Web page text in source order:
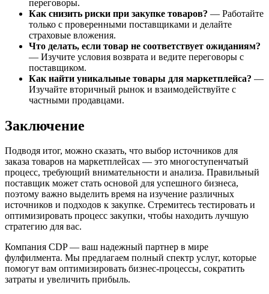
переговоры.
Как снизить риски при закупке товаров? — Работайте
только с проверенными поставщиками и делайте
страховые вложения.
Что делать, если товар не соответствует ожиданиям?
— Изучите условия возврата и ведите переговоры с
поставщиком.
Как найти уникальные товары для маркетплейса? —
Изучайте вторичный рынок и взаимодействуйте с
частными продавцами.
Заключение
Подводя итог, можно сказать, что выбор источников для
заказа товаров на маркетплейсах — это многоступенчатый
процесс, требующий внимательности и анализа. Правильный
поставщик может стать основой для успешного бизнеса,
поэтому важно выделить время на изучение различных
источников и подходов к закупке. Стремитесь тестировать и
оптимизировать процесс закупки, чтобы находить лучшую
стратегию для вас.
Компания CDP — ваш надежный партнер в мире
фулфилмента. Мы предлагаем полный спектр услуг, которые
помогут вам оптимизировать бизнес-процессы, сократить
затраты и увеличить прибыль.